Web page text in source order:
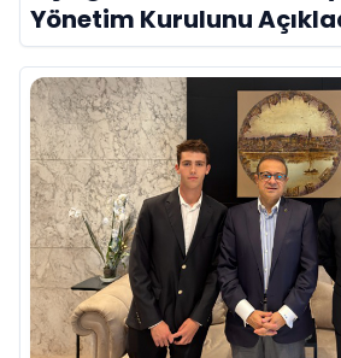
Yönetim Kurulunu
Savunma Sanayinde
Vurgusu